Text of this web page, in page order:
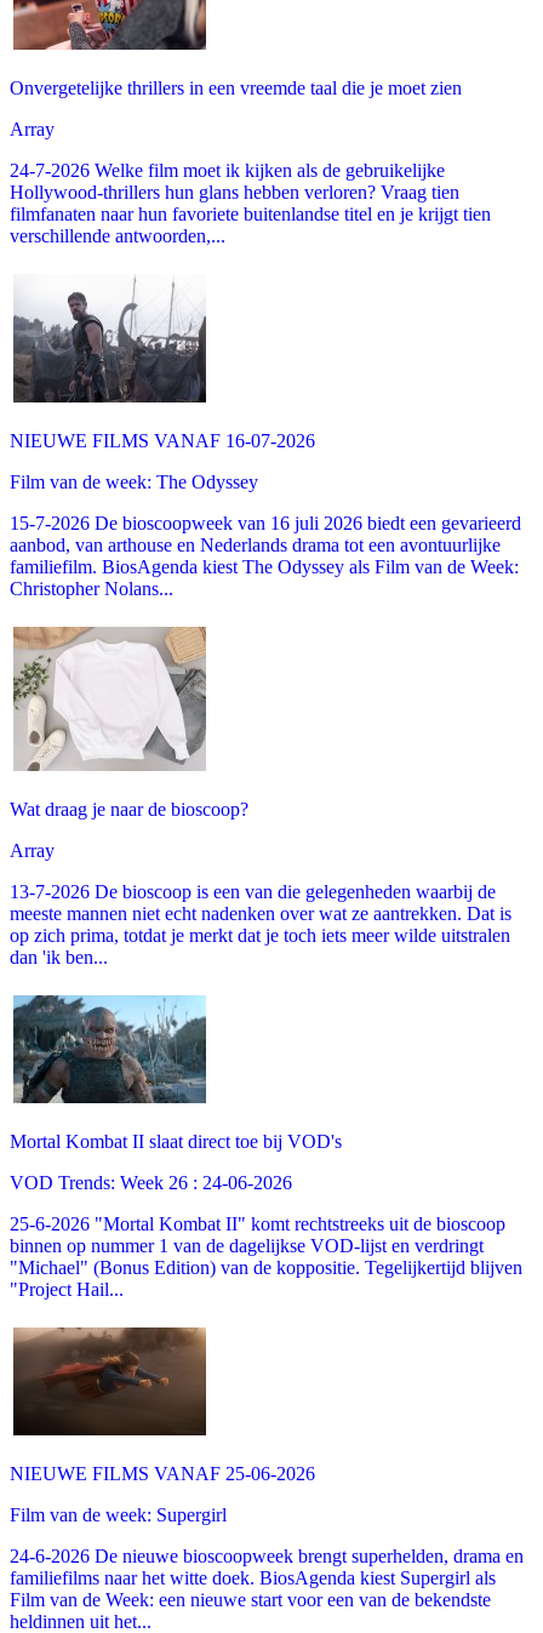
Onvergetelijke thrillers in een vreemde taal die je moet zien
Array
24-7-2026 Welke film moet ik kijken als de gebruikelijke
Hollywood-thrillers hun glans hebben verloren? Vraag tien
filmfanaten naar hun favoriete buitenlandse titel en je krijgt tien
verschillende antwoorden,...
NIEUWE FILMS VANAF 16-07-2026
Film van de week: The Odyssey
15-7-2026 De bioscoopweek van 16 juli 2026 biedt een gevarieerd
aanbod, van arthouse en Nederlands drama tot een avontuurlijke
familiefilm. BiosAgenda kiest The Odyssey als Film van de Week:
Christopher Nolans...
Wat draag je naar de bioscoop?
Array
13-7-2026 De bioscoop is een van die gelegenheden waarbij de
meeste mannen niet echt nadenken over wat ze aantrekken. Dat is
op zich prima, totdat je merkt dat je toch iets meer wilde uitstralen
dan 'ik ben...
Mortal Kombat II slaat direct toe bij VOD's
VOD Trends: Week 26 : 24-06-2026
25-6-2026 "Mortal Kombat II" komt rechtstreeks uit de bioscoop
binnen op nummer 1 van de dagelijkse VOD-lijst en verdringt
"Michael" (Bonus Edition) van de koppositie. Tegelijkertijd blijven
"Project Hail...
NIEUWE FILMS VANAF 25-06-2026
Film van de week: Supergirl
24-6-2026 De nieuwe bioscoopweek brengt superhelden, drama en
familiefilms naar het witte doek. BiosAgenda kiest Supergirl als
Film van de Week: een nieuwe start voor een van de bekendste
heldinnen uit het...